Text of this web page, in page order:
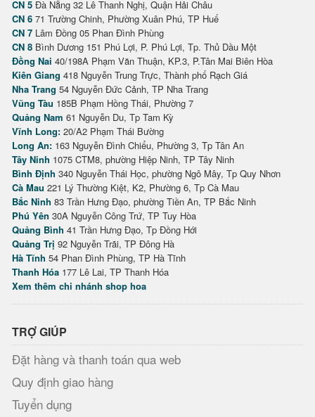
CN 5 Đà Nẵng 32 Lê Thanh Nghị, Quận Hải Châu
CN 6 71 Trường Chinh, Phường Xuân Phú, TP Huế
CN 7 Lâm Đồng 05 Phan Đình Phùng
CN 8 Bình Dương 151 Phú Lợi, P. Phú Lợi, Tp. Thủ Dầu Một
Đồng Nai 40/198A Phạm Văn Thuận, KP.3, P.Tân Mai Biên Hòa
Kiên Giang 418 Nguyễn Trung Trực, Thành phố Rạch Giá
Nha Trang 54 Nguyễn Đức Cảnh, TP Nha Trang
Vũng Tàu 185B Phạm Hồng Thái, Phường 7
Quảng Nam 61 Nguyễn Du, Tp Tam Kỳ
Vĩnh Long: 20/A2 Phạm Thái Bường
Long An: 163 Nguyễn Đình Chiểu, Phường 3, Tp Tân An
Tây Ninh 1075 CTM8, phường Hiệp Ninh, TP Tây Ninh
Bình Định 340 Nguyễn Thái Học, phường Ngô Mây, Tp Quy Nhơn
Cà Mau 221 Lý Thường Kiệt, K2, Phường 6, Tp Cà Mau
Bắc Ninh 83 Trần Hưng Đạo, phường Tiền An, TP Bắc Ninh
Phú Yên 30A Nguyễn Công Trứ, TP Tuy Hòa
Quảng Bình 41 Trần Hưng Đạo, Tp Đồng Hới
Quảng Trị 92 Nguyễn Trãi, TP Đông Hà
Hà Tĩnh 54 Phan Đình Phùng, TP Hà Tĩnh
Thanh Hóa 177 Lê Lai, TP Thanh Hóa
Xem thêm chi nhánh shop hoa
TRỢ GIÚP
Đặt hàng và thanh toán qua web
Quy định giao hàng
Tuyển dụng